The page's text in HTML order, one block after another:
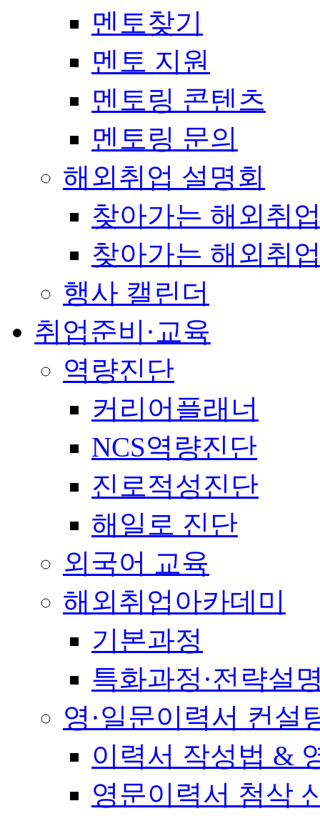
멘토찾기
멘토 지원
멘토링 콘텐츠
멘토링 문의
해외취업 설명회
찾아가는 해외취
찾아가는 해외취
행사 캘린더
취업준비·교육
역량진단
커리어플래너
NCS역량진단
진로적성진단
해일로 진단
외국어 교육
해외취업아카데미
기본과정
특화과정·전략설
영·일문이력서 컨설
이력서 작성법 &
영문이력서 첨삭